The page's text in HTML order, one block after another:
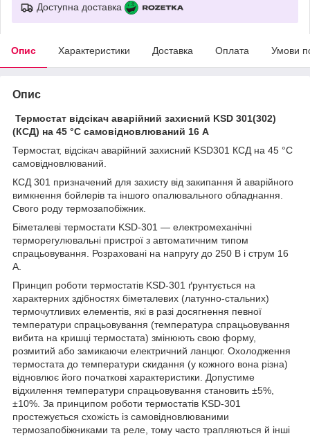
Доступна доставка
Опис Характеристики Доставка Оплата Умови
Опис
Термостат відсікач аварійний захисний KSD 301(302)
(КСД) на 45 °C самовідновлюваний 16 А
Термостат, відсікач аварійний захисний KSD301 КСД на 45 °C
самовідновлюваний.
КСД 301 призначений для захисту від закипання й аварійного
вимкнення бойлерів та іншого опалювального обладнання.
Свого роду термозапобіжник.
Біметалеві термостати KSD-301 — електромеханічні
терморегулювальні пристрої з автоматичним типом
спрацьовування. Розраховані на напругу до 250 В і струм 16
А.
Принцип роботи термостатів KSD-301 ґрунтується на
характерних здібностях біметалевих (латунно-стальних)
термочутливих елементів, які в разі досягнення певної
температури спрацьовування (температура спрацьовування
вибита на кришці термостата) змінюють свою форму,
розмитий або замикаючи електричний ланцюг. Охолодження
термостата до температури скидання (у кожного вона різна)
відновлює його початкові характеристики. Допустиме
відхилення температури спрацьовування становить ±5%,
±10%. За принципом роботи термостатів KSD-301
простежується схожість із самовідновлюваними
термозапобіжниками та реле, тому часто трапляються й інші